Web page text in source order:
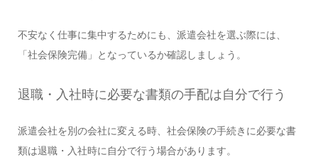
不安なく仕事に集中するためにも、派遣会社を選ぶ際には、
「社会保険完備」となっているか確認しましょう。
退職・入社時に必要な書類の手配は自分で行う
派遣会社を別の会社に変える時、社会保険の手続きに必要な書
類は退職・入社時に自分で行う場合があります。